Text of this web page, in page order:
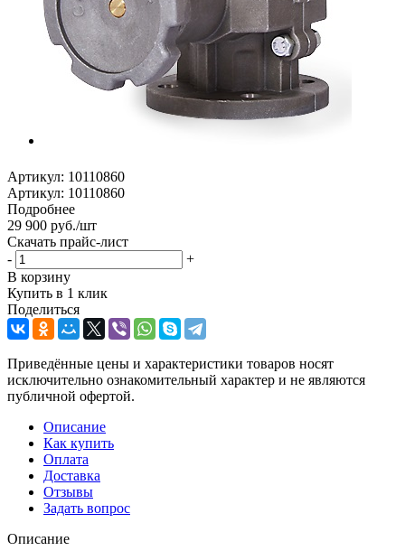
Артикул: 10110860
Артикул: 10110860
Подробнее
29 900 руб./шт
Скачать прайс-лист
-
+
В корзину
Купить в 1 клик
Поделиться
Приведённые цены и характеристики товаров носят
исключительно ознакомительный характер и не являются
публичной офертой.
Описание
Как купить
Оплата
Доставка
Отзывы
Задать вопрос
Описание